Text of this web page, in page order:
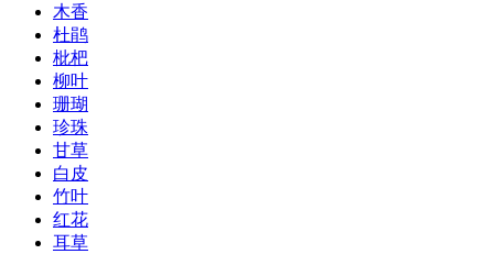
木香
杜鹃
枇杷
柳叶
珊瑚
珍珠
甘草
白皮
竹叶
红花
耳草